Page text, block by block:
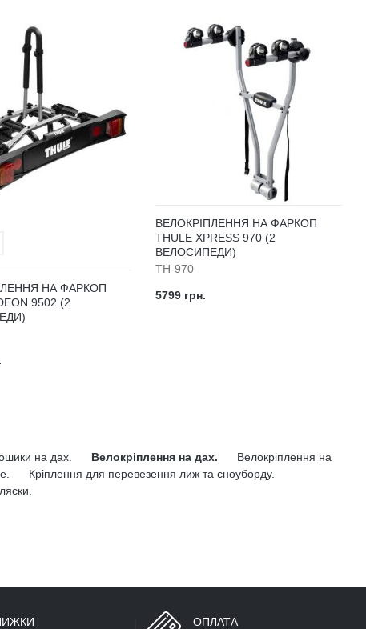
НА ФАРКОП
9502 (2
ВЕЛОКРІПЛЕННЯ НА ФАРКОП
THULE XPRESS 970 (2
ВЕЛОСИПЕДИ)
TH-970
5799 грн.
на дах. Велокріплення на дах.
Велокріплення на
Кріплення для перевезення лиж та сноуборду.
ОПЛАТА